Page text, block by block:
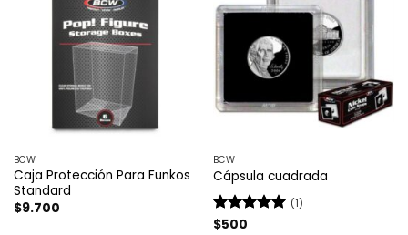
BCW
Caja Protección Para Funkos
Standard
$9.700
BCW
Cápsula cuadrada
Valorado
(1)
$500